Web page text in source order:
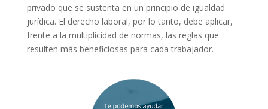
privado que se sustenta en un principio de igualdad
jurídica. El derecho laboral, por lo tanto, debe aplicar,
frente a la multiplicidad de normas, las reglas que
resulten más beneficiosas para cada trabajador.